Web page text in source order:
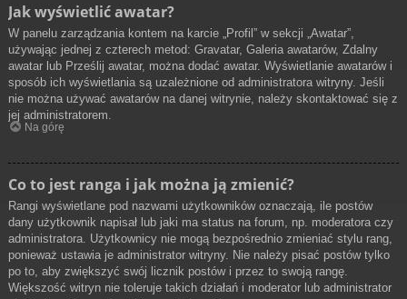
Jak wyświetlić awatar?
W panelu zarządzania kontem na karcie „Profil” w sekcji „Awatar”,
używając jednej z czterech metod: Gravatar, Galeria awatarów, Zdalny
awatar lub Prześlij awatar, można dodać awatar. Wyświetlanie awatarów i
sposób ich wyświetlania są uzależnione od administratora witryny. Jeśli
nie można używać awatarów na danej witrynie, należy skontaktować się z
jej administratorem.
Na górę
Co to jest ranga i jak można ją zmienić?
Rangi wyświetlane pod nazwami użytkowników oznaczają, ile postów
dany użytkownik napisał lub jaki ma status na forum, np. moderatora czy
administratora. Użytkownicy nie mogą bezpośrednio zmieniać stylu rang,
ponieważ ustawia je administrator witryny. Nie należy pisać postów tylko
po to, aby zwiększyć swój licznik postów i przez to swoją rangę.
Większość witryn nie toleruje takich działań i moderator lub administrator